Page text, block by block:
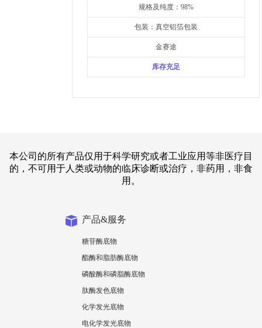
规格及纯度：98%
包装：真空铝箔包装
金赛途
库存充足
本公司的所有产品仅用于科学研究或者工业应用等非医疗目
的，不可用于人类或动物的临床诊断或治疗，非药用，非食
用。
产品&服务
糖苷酶底物
酯酶和脂肪酶底物
磷酸酶和磷脂酶底物
肽酶发色底物
化学发光底物
电化学发光底物